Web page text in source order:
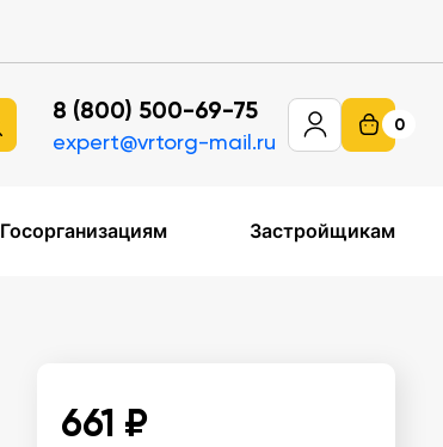
8 (800) 500-69-75
expert@vrtorg-mail.ru
0
Госорганизациям Застройщикам
661 ₽